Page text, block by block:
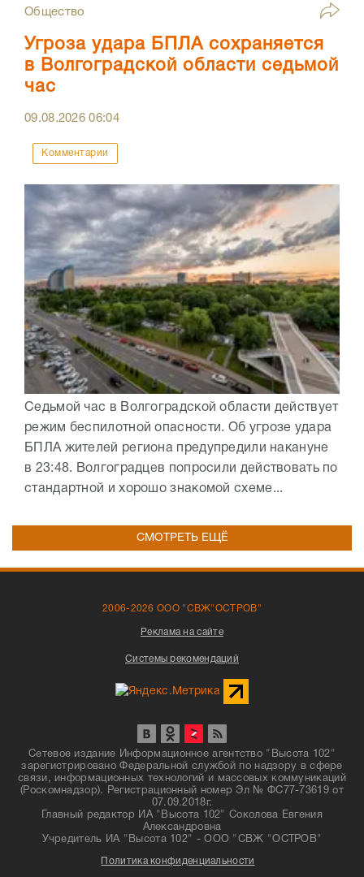
Общество
Угроза удара БПЛА сохраняется
в Волгоградской области седьмой
час
09.08.202606:04
Комментарии
Седьмой час в Волгоградской области действует
режим беспилотной опасности. Об угрозе удара
БПЛА жителей региона предупредили накануне
в 23:48. Волгоградцев попросили действовать по
стандартной и хорошо знакомой схеме...
СМОТРЕТЬ ЕЩЁ
2006-2026 ООО "СВЖ"ОСТРОВ"
Реклама на сайте
Системы рекомендаций
Сетевое издание Информационное агентство "Высота 102"
зарегистрировано Федеральной службой по надзору в сфере
связи, информационных технологий и массовых коммуникаций
(Роскомнадзор). Регистрационный номер Эл № ФС77-73619 от
07.09.2018г.
Главный редактор ИА "Высота 102" Соколова Евгения
Александровна
Учредитель ИА "Высота 102" - ООО "СВЖ "ОСТРОВ"
Политика конфиденциальности